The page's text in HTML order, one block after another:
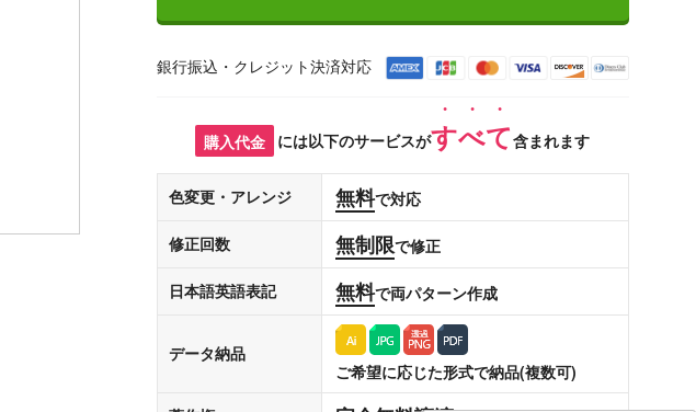
銀行振込・クレジット決済対応
購入代金 には以下のサービスがすべて含まれます
色変更・アレンジ 無料で対応
修正回数 無制限で修正
日本語英語表記 無料で両パターン作成
データ納品
ご希望に応じた形式で納品(複数可)